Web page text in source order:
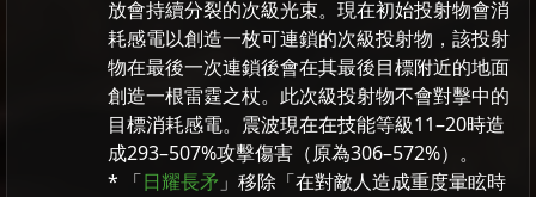
放會持續分裂的次級光束。現在初始投射物會消
耗感電以創造一枚可連鎖的次級投射物，該投射
物在最後一次連鎖後會在其最後目標附近的地面
創造一根雷霆之杖。此次級投射物不會對擊中的
目標消耗感電。震波現在在技能等級11–20時造
成293–507%攻擊傷害（原為306–572%）。
* 「日耀長矛 」移除「在對敵人造成重度暈眩時